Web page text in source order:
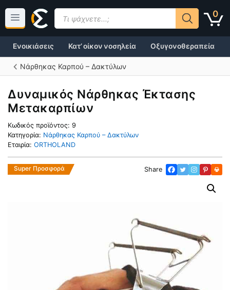
περιεχόμενο
0
Products
search
Κατ’ οίκον νοσηλεία Οξυγονοθεραπεία
Ενοικιάσεις
Νάρθηκας Καρπού – Δακτύλων
Δυναμικός Νάρθηκας Έκτασης
Μετακαρπίων
Κωδικός προϊόντος: 9
Κατηγορία: Νάρθηκας Καρπού – Δακτύλων
Εταιρία: ORTHOLAND
Share
Super Προσφορά